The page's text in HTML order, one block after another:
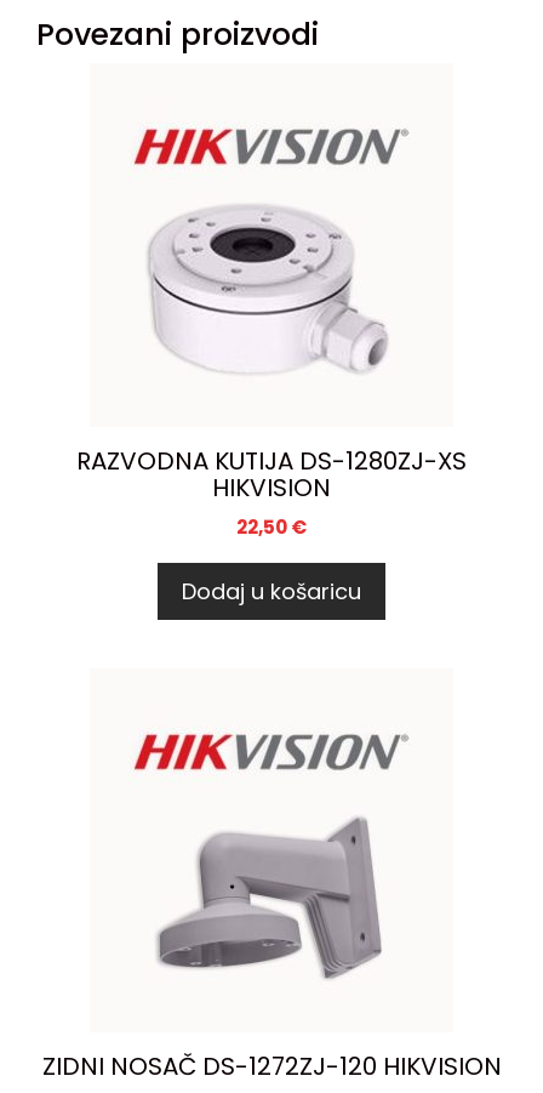
Povezani proizvodi
RAZVODNA KUTIJA DS-1280ZJ-XS
HIKVISION
22,50€
Dodaj u košaricu
ZIDNI NOSAČ DS-1272ZJ-120 HIKVISION